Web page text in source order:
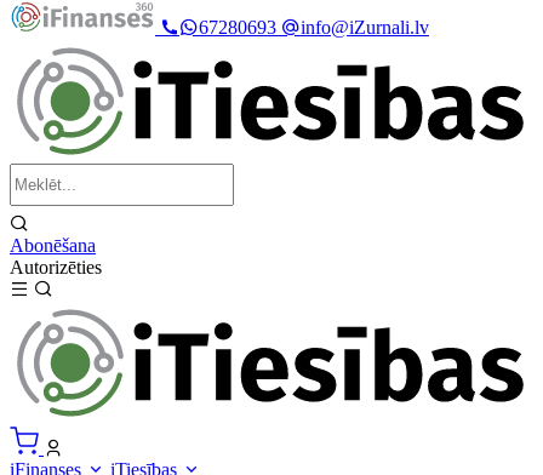
67280693
info@iZurnali.lv
Abonēšana
Autorizēties
iFinanses
iTiesības